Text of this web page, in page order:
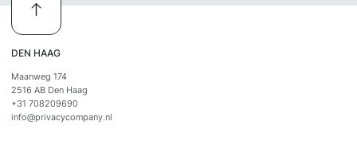
DEN HAAG
Maanweg 174
2516 AB Den Haag
+31 708209690
info@privacycompany.nl